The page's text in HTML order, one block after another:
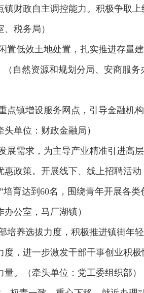
财政自主调控能力。积极争取
税务局）
置低效土地处置，扎实推进存量
自然资源和规划分局、安商服
点镇增设服务网点，引导金融机
单位：财政金融局）
展需求，为主导产业精准引进高
政策。开展线下、线上招聘活
育达到60名，围绕青年开展各
公室，马厂湖镇）
培养选拔力度，积极推进镇街年
，进一步激发干部干事创业积
。（牵头单位：党工委组织部）